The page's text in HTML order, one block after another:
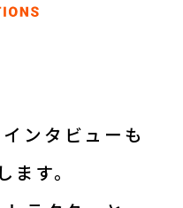
ンタビューも
ます。